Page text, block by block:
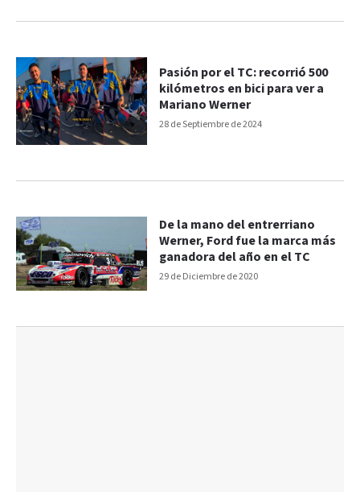
28 de Septiembre de 2024
Pasión por el TC: recorrió 500
kilómetros en bici para ver a
Mariano Werner
29 de Diciembre de 2020
De la mano del entrerriano
Werner, Ford fue la marca más
ganadora del año en el TC